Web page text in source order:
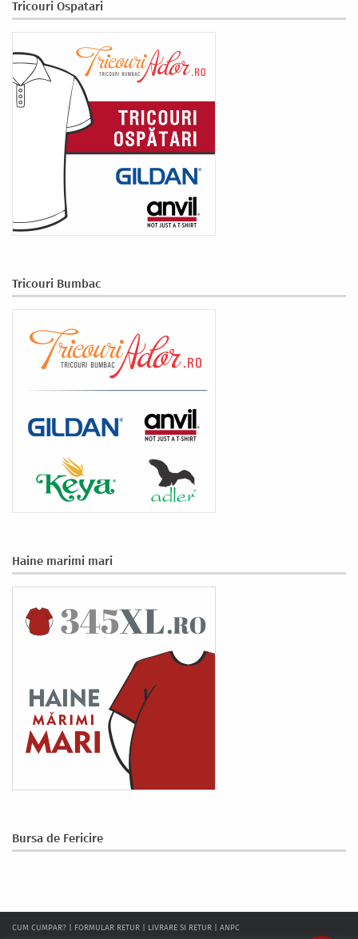
Tricouri Ospatari
Tricouri Bumbac
Haine marimi mari
Bursa de Fericire
CUM CUMPAR? FORMULAR RETUR LIVRARE SI RETUR ANPC